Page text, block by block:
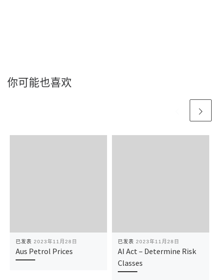
你可能也喜欢
已发表 2023年11月28日
Aus Petrol Prices
已发表 2023年11月28日
AI Act – Determine Risk
Classes